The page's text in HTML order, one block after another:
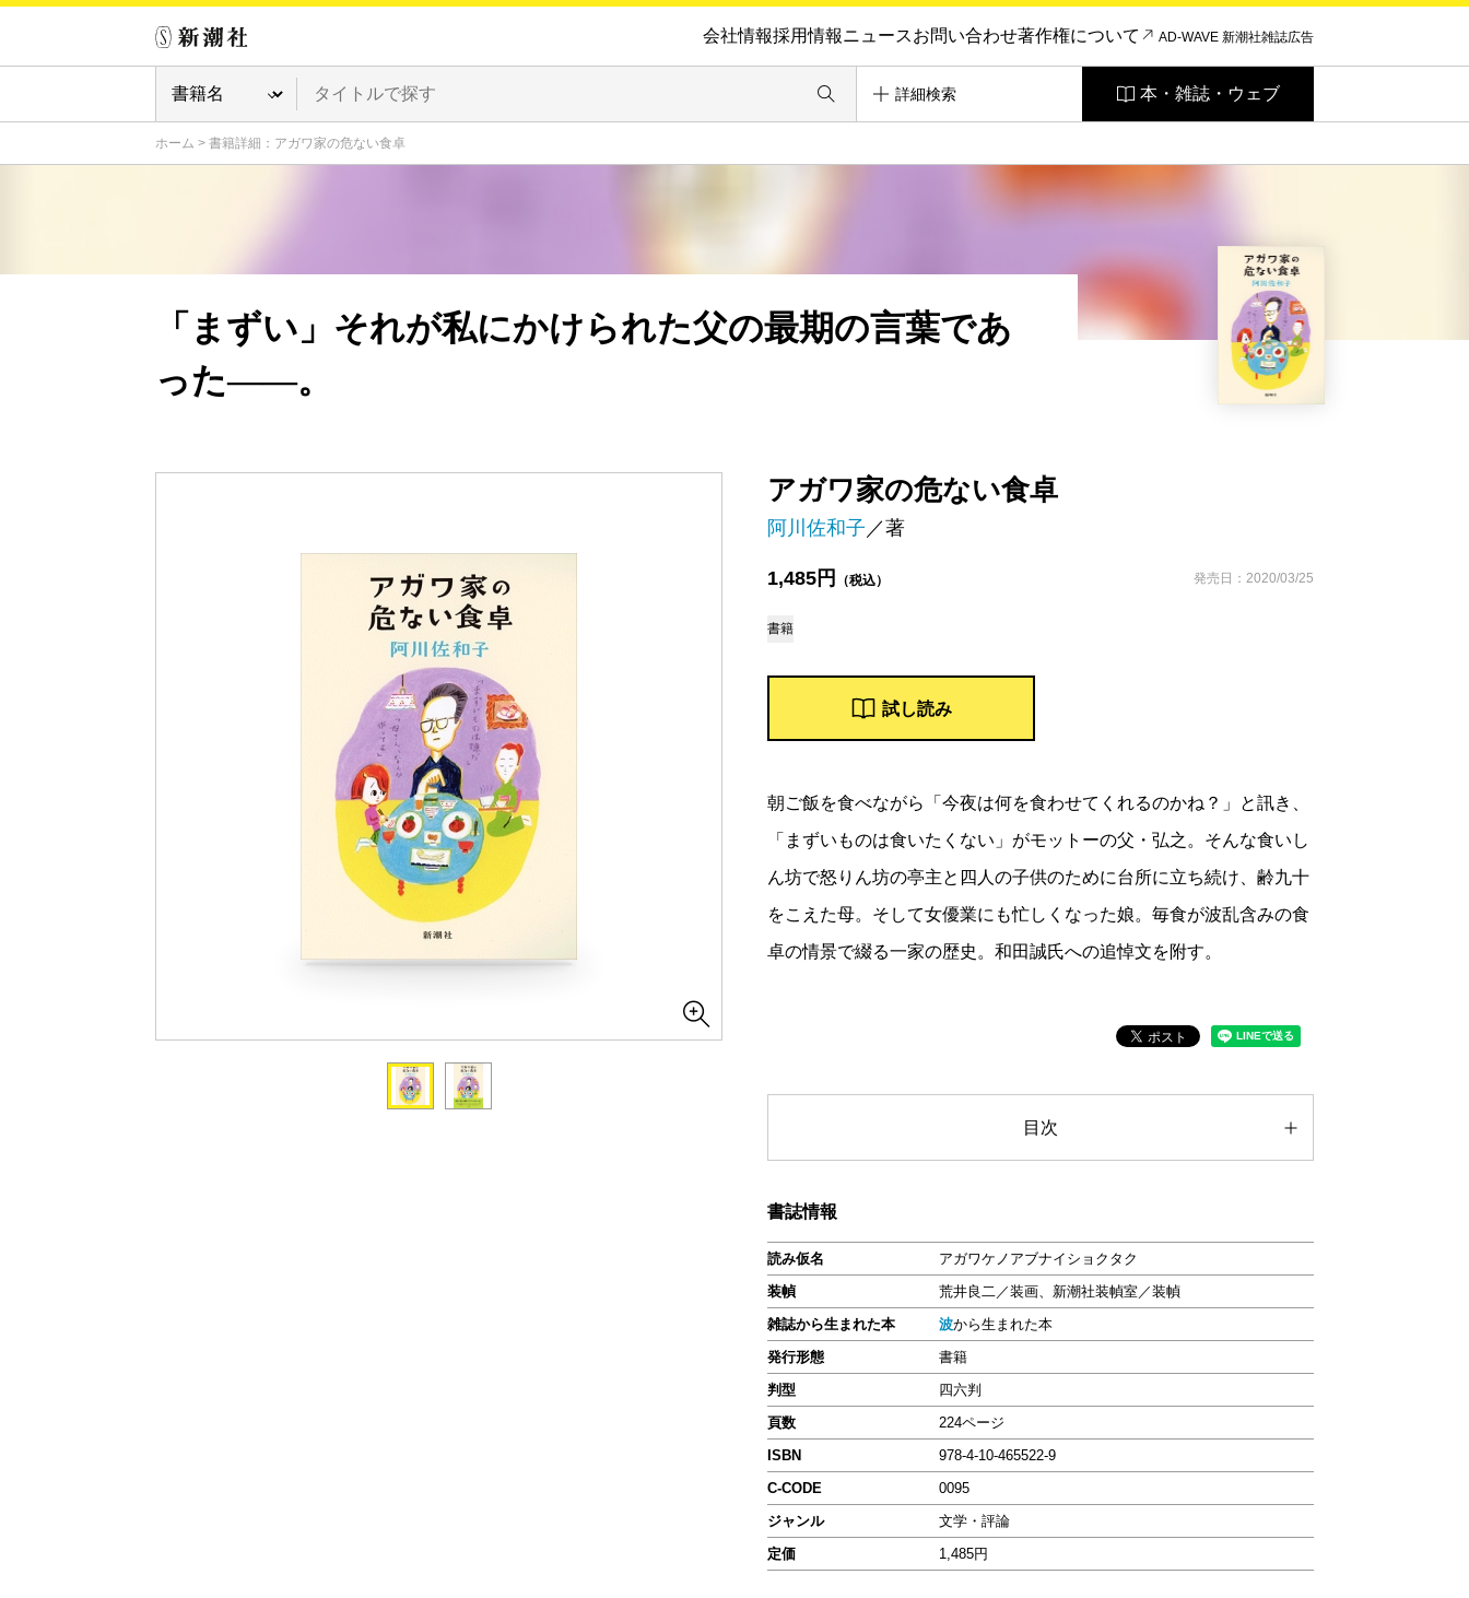
会社情報採用情報ニュースお問い合わせ著作権について AD-WAVE 新潮社雑誌広告
詳細検索 本・雑誌・ウェブ
ホーム > 書籍詳細：アガワ家の危ない食卓
アガワ家の危ない食卓
阿川佐和子 ／著
1,485円 （税込） 発売日：2020/03/25
書籍
試し読み
「まずい」それが私にかけられた父の最期の言葉であ
った――。
朝ご飯を食べながら「今夜は何を食わせてくれるのかね？」と訊き、
「まずいものは食いたくない」がモットーの父・弘之。そんな食いし
ん坊で怒りん坊の亭主と四人の子供のために台所に立ち続け、齢九十
をこえた母。そして女優業にも忙しくなった娘。毎食が波乱含みの食
卓の情景で綴る一家の歴史。和田誠氏への追悼文を附す。
目次
書誌情報
読み仮名
アガワケノアブナイショクタク
装幀
荒井良二／装画、新潮社装幀室／装幀
雑誌から生まれた本
波から生まれた本
発行形態
書籍
判型
四六判
頁数
224ページ
ISBN
978-4-10-465522-9
C-CODE
0095
ジャンル
文学・評論
定価
1,485円